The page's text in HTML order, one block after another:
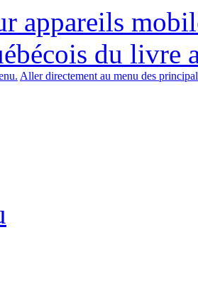
appareils
du livre
Aller directement au menu des